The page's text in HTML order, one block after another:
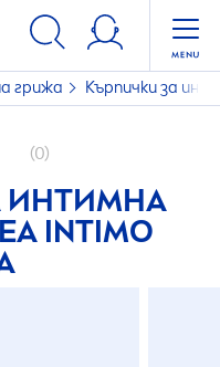
грижа Кърпички за
(0)
ИНТИМНА
INTIMO